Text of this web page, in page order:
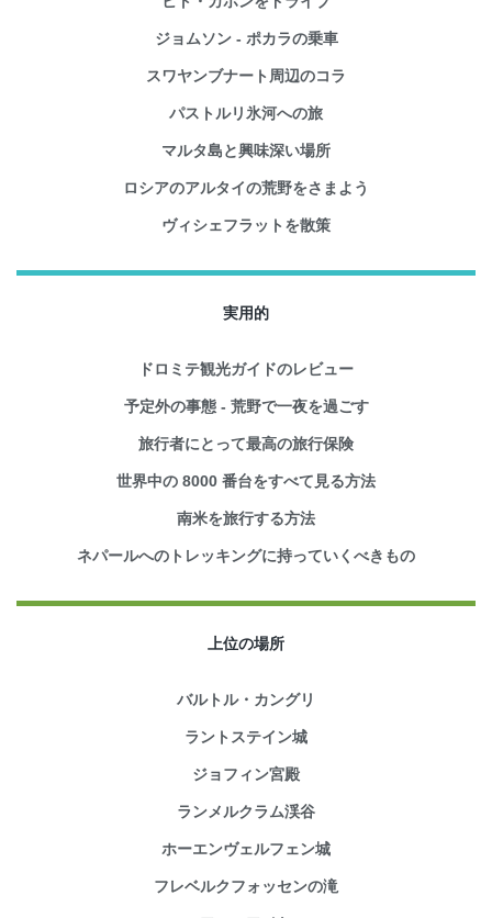
ジョムソン - ポカラの乗車
スワヤンブナート周辺のコラ
パストルリ氷河への旅
マルタ島と興味深い場所
ロシアのアルタイの荒野をさまよう
ヴィシェフラットを散策
実用的
ドロミテ観光ガイドのレビュー
予定外の事態 - 荒野で一夜を過ごす
旅行者にとって最高の旅行保険
世界中の 8000 番台をすべて見る方法
南米を旅行する方法
ネパールへのトレッキングに持っていくべきもの
上位の場所
バルトル・カングリ
ラントステイン城
ジョフィン宮殿
ランメルクラム渓谷
ホーエンヴェルフェン城
フレベルクフォッセンの滝